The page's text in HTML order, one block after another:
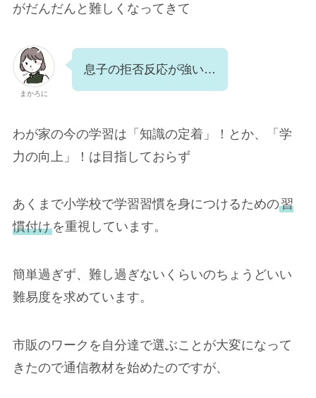
がだんだんと難しくなってきて
まかろに
息子の拒否反応が強い…
わが家の今の学習は「知識の定着」！とか、「学
力の向上」！は目指しておらず
あくまで小学校で学習習慣を身につけるための習
慣付けを重視しています。
簡単過ぎず、難し過ぎないくらいのちょうどいい
難易度を求めています。
市販のワークを自分達で選ぶことが大変になって
きたので通信教材を始めたのですが、